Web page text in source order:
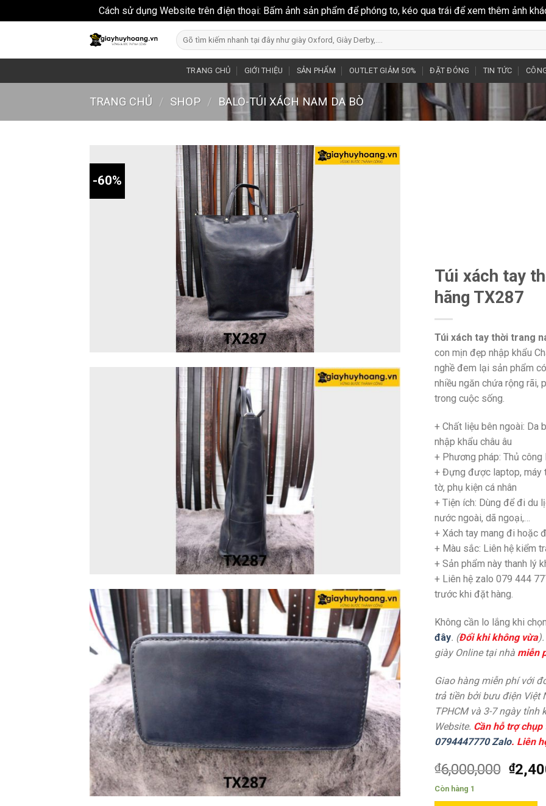
Cách sử dụng Website trên điện thoại: Bấm ảnh sản phẩm để phóng to, kéo qua trái để xem thêm ảnh
content
Search
for:
TRANG CHỦ GIỚI THIỆU SẢN PHẨM OUTLET GIẢM 50% ĐẶT ĐÓNG TIN TỨC
TRANG CHỦ / SHOP / BALO-TÚI XÁCH NAM DA BÒ
-60%
Túi xách tay
hãng TX287
Túi xách tay thời trang
con mịn đẹp nhập khẩu
nghề đem lại sản phẩm
nhiều ngăn chứa rộng rãi,
trong cuộc sống.
+ Chất liệu bên ngoài: Da
nhập khẩu châu âu
+ Phương pháp: Thủ công
+ Đựng được laptop, máy
tờ, phụ kiện cá nhân
+Tiện ích: Dùng để đi du
nước ngoài, dã ngoại,…
+Xách tay mang đi hoặc
+ Màu sắc: Liên hệ kiểm
+ Sản phẩm này thanh lý
+ Liên hệ zalo 079 444
trước khi đặt hàng.
Không cần lo lắng khi
đây. (Đổi khi không vừa).
giày Online tại nhà miễn
Giao hàng miễn phí với
trả tiền bởi bưu điện Việt
TPHCM và 3-7 ngày tỉnh
Website. Cần hỗ trợ
0794447770 Zalo. Liên
₫6,000,000 ₫
Còn hàng 1